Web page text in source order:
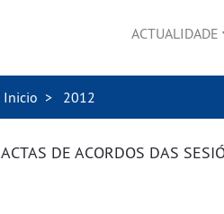
ACTUALIDADE
Inicio 2012
ACTAS DE ACORDOS DAS